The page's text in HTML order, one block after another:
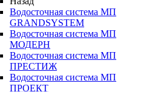
Водосточная система МП
GRANDSYSTEM
Водосточная система МП
МОДЕРН
Водосточная система МП
ПРЕСТИЖ
Водосточная система МП
ПРОЕКТ